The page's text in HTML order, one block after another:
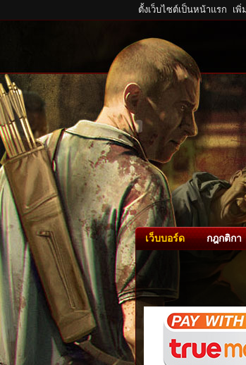
ตั้งเว็บไซต์เป็นหน้าแรก เพิ่
เว็บบอร์ด กฎกติกา